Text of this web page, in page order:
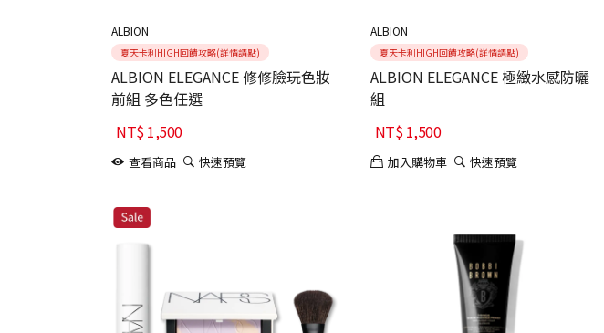
ALBION
夏天卡利HIGH回饋攻略(詳情請點)
ALBION ELEGANCE 修修臉玩色妝
前組 多色任選
NT$1,500
查看商品 快速預覽
ALBION
夏天卡利HIGH回饋攻略(詳情請點)
ALBION ELEGANCE 極緻水感防曬
組
NT$1,500
加入購物車 快速預覽